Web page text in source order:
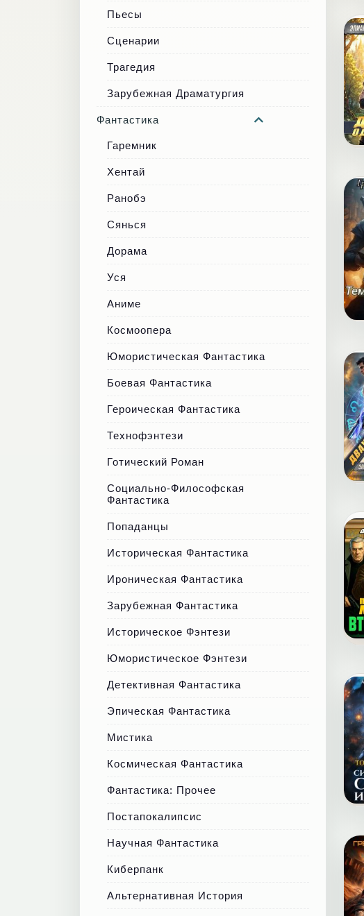
Пьесы
Сценарии
Трагедия
Зарубежная Драматургия
Фантастика
Гаремник
Хентай
Ранобэ
Сянься
Дорама
Уся
Аниме
Космоопера
Юмористическая Фантастика
Боевая Фантастика
Героическая Фантастика
Технофэнтези
Готический Роман
Социально-Философская
Фантастика
Попаданцы
Историческая Фантастика
Ироническая Фантастика
Зарубежная Фантастика
Историческое Фэнтези
Юмористическое Фэнтези
Детективная Фантастика
Эпическая Фантастика
Мистика
Космическая Фантастика
Фантастика: Прочее
Постапокалипсис
Научная Фантастика
Киберпанк
Альтернативная История